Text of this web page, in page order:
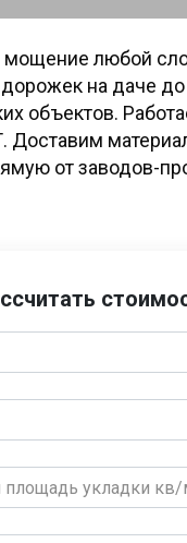
любой
на даче до
объектов.
Доставим
от заводов-